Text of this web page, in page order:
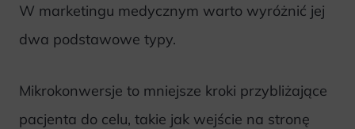
W marketingu medycznym warto wyróżnić jej
dwa podstawowe typy.
Mikrokonwersje to mniejsze kroki przybliżające
pacjenta do celu, takie jak wejście na stronę